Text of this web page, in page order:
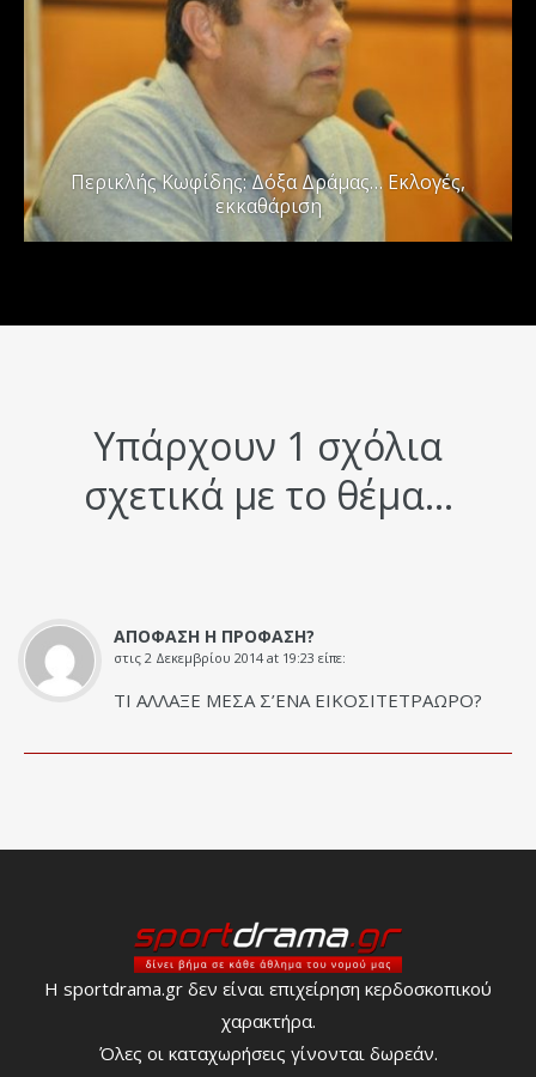
Περικλής Κωφίδης: Δόξα Δράμας… Εκλογές,
εκκαθάριση
Υπάρχουν 1 σχόλια
σχετικά με το θέμα...
ΑΠΟΦΑΣΗ Η ΠΡΟΦΑΣΗ?
στις 2 Δεκεμβρίου 2014 at 19:23 είπε:
ΤΙ ΑΛΛΑΞΕ ΜΕΣΑ Σ’ΕΝΑ ΕΙΚΟΣΙΤΕΤΡΑΩΡΟ?
Η sportdrama.gr δεν είναι επιχείρηση κερδοσκοπικού
χαρακτήρα.
Όλες οι καταχωρήσεις γίνονται δωρεάν.